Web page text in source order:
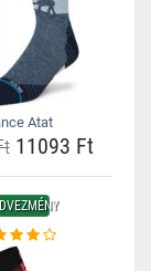
Atat
11093 Ft